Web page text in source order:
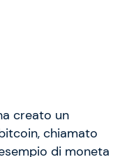
creato un
chiamato
di moneta